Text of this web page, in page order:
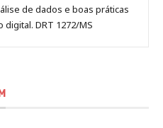
de dados e boas práticas
digital. DRT 1272/MS